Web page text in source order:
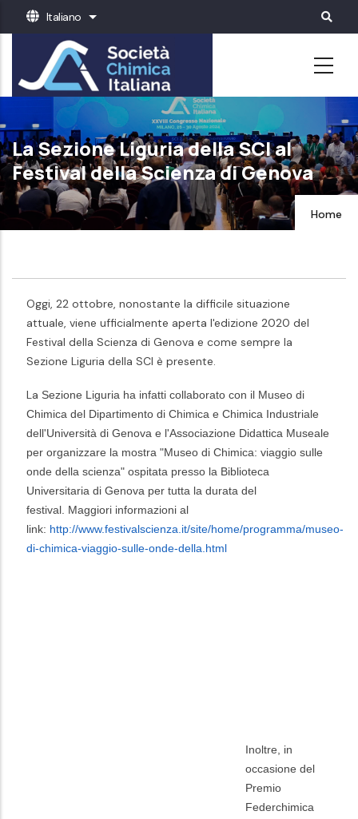
Salta
contenuto
principale
Italiano Mostra ulteriori azioni
La Sezione Liguria della SCI al
Festival della Scienza di Genova
Home
Oggi, 22 ottobre, nonostante la difficile situazione
attuale, viene ufficialmente aperta l'edizione 2020 del
Festival della Scienza di Genova e come sempre la
Sezione Liguria della SCI è presente.
La Sezione Liguria ha infatti collaborato con il Museo di
Chimica del Dipartimento di Chimica e Chimica Industriale
dell'Università di Genova e l'Associazione Didattica Museale
per organizzare la mostra "Museo di Chimica: viaggio sulle
onde della scienza" ospitata presso la Biblioteca
Universitaria di Genova per tutta la durata del
festival. Maggiori informazioni al
link: http://www.festivalscienza.it/site/home/programma/museo-
di-chimica-viaggio-sulle-onde-della.html
Inoltre, in
occasione del
Premio
Federchimica